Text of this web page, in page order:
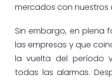
mercados con nuestros
Sin embargo, en plena
las empresas y que
la vuelta del período
todas las alarmas.